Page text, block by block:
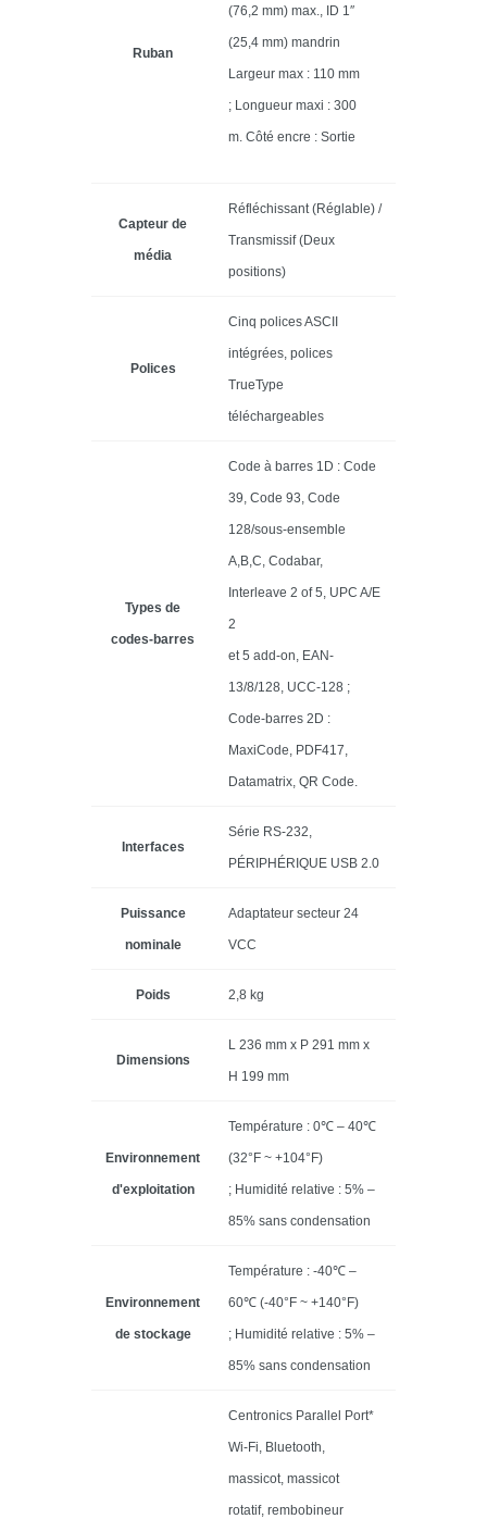
Ruban
(76,2 mm) max., ID 1″
(25,4 mm) mandrin
Largeur max : 110 mm
; Longueur maxi : 300
m. Côté encre : Sortie
Capteur de
média
Réfléchissant (Réglable) /
Transmissif (Deux
positions)
Polices
Cinq polices ASCII
intégrées, polices
TrueType
téléchargeables
Types de
codes-barres
Code à barres 1D : Code
39, Code 93, Code
128/sous-ensemble
A,B,C, Codabar,
Interleave 2 of 5, UPC A/E
2
et 5 add-on, EAN-
13/8/128, UCC-128 ;
Code-barres 2D :
MaxiCode, PDF417,
Datamatrix, QR Code.
Interfaces
Série RS-232,
PÉRIPHÉRIQUE USB 2.0
Puissance
nominale
Adaptateur secteur 24
VCC
Poids 2,8 kg
Dimensions
L 236 mm x P 291 mm x
H 199 mm
Environnement
d'exploitation
Température : 0℃ – 40℃
(32°F ~ +104°F)
; Humidité relative : 5% –
85% sans condensation
Environnement
de stockage
Température : -40℃ –
60℃ (-40°F ~ +140°F)
; Humidité relative : 5% –
85% sans condensation
Centronics Parallel Port*
Wi-Fi, Bluetooth,
massicot, massicot
rotatif, rembobineur